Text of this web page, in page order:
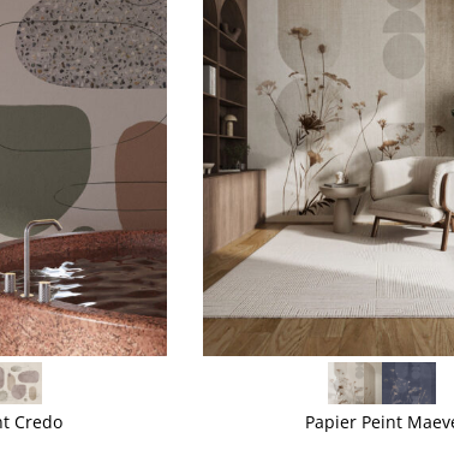
Credo Papier Peint